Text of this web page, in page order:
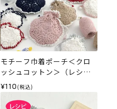
モチーフ巾着ポーチ＜クロ
ッシュコットン＞（レシ
ピ）
¥110 (税込)